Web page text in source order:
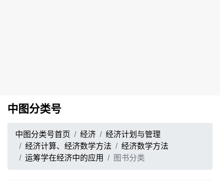
中图分类号
中图分类号首页 经济
经济计划与管理
经济计算、经济数学方法
经济数学方法
运筹学在经济中的应用
图书分类